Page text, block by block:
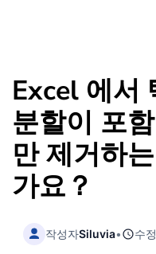
Excel 에서
분할이 포
만 제거하
가요？
작성자Siluvia• 수